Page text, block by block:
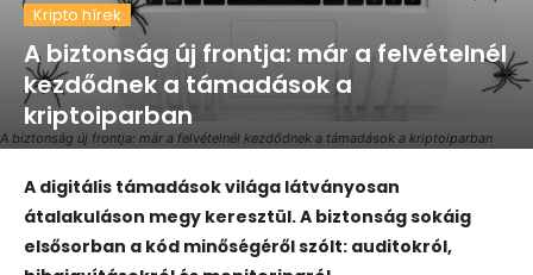
A biztonság új frontja: már a felvételnél kezdődnek a támadások a kriptoiparban
Kripto hírek
A biztonság új frontja: már a felvételnél
kezdődnek a támadások a
kriptoiparban
A digitális támadások világa látványosan
átalakuláson megy keresztül. A biztonság sokáig
elsősorban a kód minőségéről szólt: auditokról,